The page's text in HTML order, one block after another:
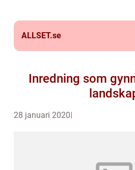
ALLSET.se
Inredning som
28 januari 2020